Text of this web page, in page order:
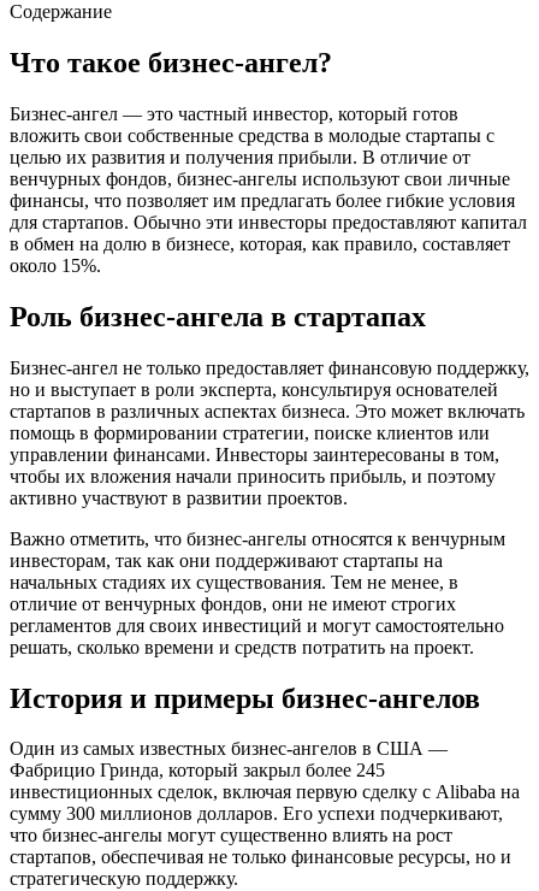
Содержание
Что такое бизнес-ангел?
Бизнес-ангел — это частный инвестор, который готов
вложить свои собственные средства в молодые стартапы с
целью их развития и получения прибыли. В отличие от
венчурных фондов, бизнес-ангелы используют свои личные
финансы, что позволяет им предлагать более гибкие условия
для стартапов. Обычно эти инвесторы предоставляют капитал
в обмен на долю в бизнесе, которая, как правило, составляет
около 15%.
Роль бизнес-ангела в стартапах
Бизнес-ангел не только предоставляет финансовую поддержку,
но и выступает в роли эксперта, консультируя основателей
стартапов в различных аспектах бизнеса. Это может включать
помощь в формировании стратегии, поиске клиентов или
управлении финансами. Инвесторы заинтересованы в том,
чтобы их вложения начали приносить прибыль, и поэтому
активно участвуют в развитии проектов.
Важно отметить, что бизнес-ангелы относятся к венчурным
инвесторам, так как они поддерживают стартапы на
начальных стадиях их существования. Тем не менее, в
отличие от венчурных фондов, они не имеют строгих
регламентов для своих инвестиций и могут самостоятельно
решать, сколько времени и средств потратить на проект.
История и примеры бизнес-ангелов
Один из самых известных бизнес-ангелов в США —
Фабрицио Гринда, который закрыл более 245
инвестиционных сделок, включая первую сделку с Alibaba на
сумму 300 миллионов долларов. Его успехи подчеркивают,
что бизнес-ангелы могут существенно влиять на рост
стартапов, обеспечивая не только финансовые ресурсы, но и
стратегическую поддержку.